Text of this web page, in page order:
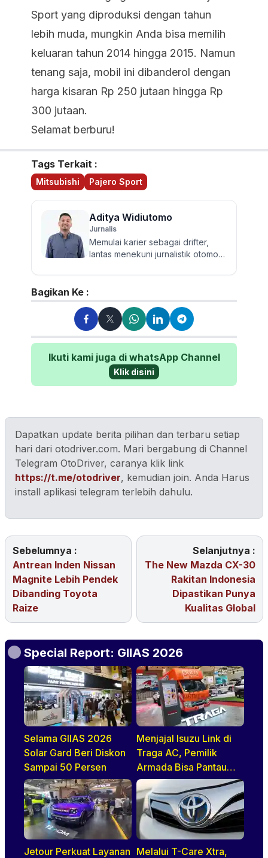
Sport yang diproduksi dengan tahun
lebih muda, mungkin Anda bisa memilih
keluaran tahun 2014 hingga 2015. Namun
tenang saja, mobil ini dibanderol dengan
harga kisaran Rp 250 jutaan hingga Rp
300 jutaan.
Selamat berburu!
Tags Terkait :
Mitsubishi Pajero Sport
Aditya Widiutomo
Jurnalis
Memulai karier sebagai drifter,
lantas menekuni jurnalistik otomotif
Walau sering mereview...
Bagikan Ke :
Ikuti kami juga di whatsApp Channel
Klik disini
Dapatkan update berita pilihan dan terbaru setiap
hari dari otodriver.com. Mari bergabung di Channel
Telegram OtoDriver, caranya klik link
https://t.me/otodriver, kemudian join. Anda Harus
install aplikasi telegram terlebih dahulu.
Sebelumnya :
Antrean Inden Nissan
Magnite Lebih Pendek
Dibanding Toyota
Raize
Selanjutnya :
The New Mazda CX-30
Rakitan Indonesia
Dipastikan Punya
Kualitas Global
Special Report: GIIAS 2026
Selama GIIAS 2026
Solar Gard Beri Diskon
Sampai 50 Persen
Menjajal Isuzu Link di
Traga AC, Pemilik
Armada Bisa Pantau
Kendaraan Secara
Realtime
Jetour Perkuat Layanan Melalui T-Care Xtra,